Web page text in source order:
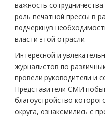
важность
роль печатной прессы в
подчеркнув
власти этой отрасли.
Интересной и
журналистов по
провели руководители и
Представители СМИ
благоустройство
округа, ознакомились с